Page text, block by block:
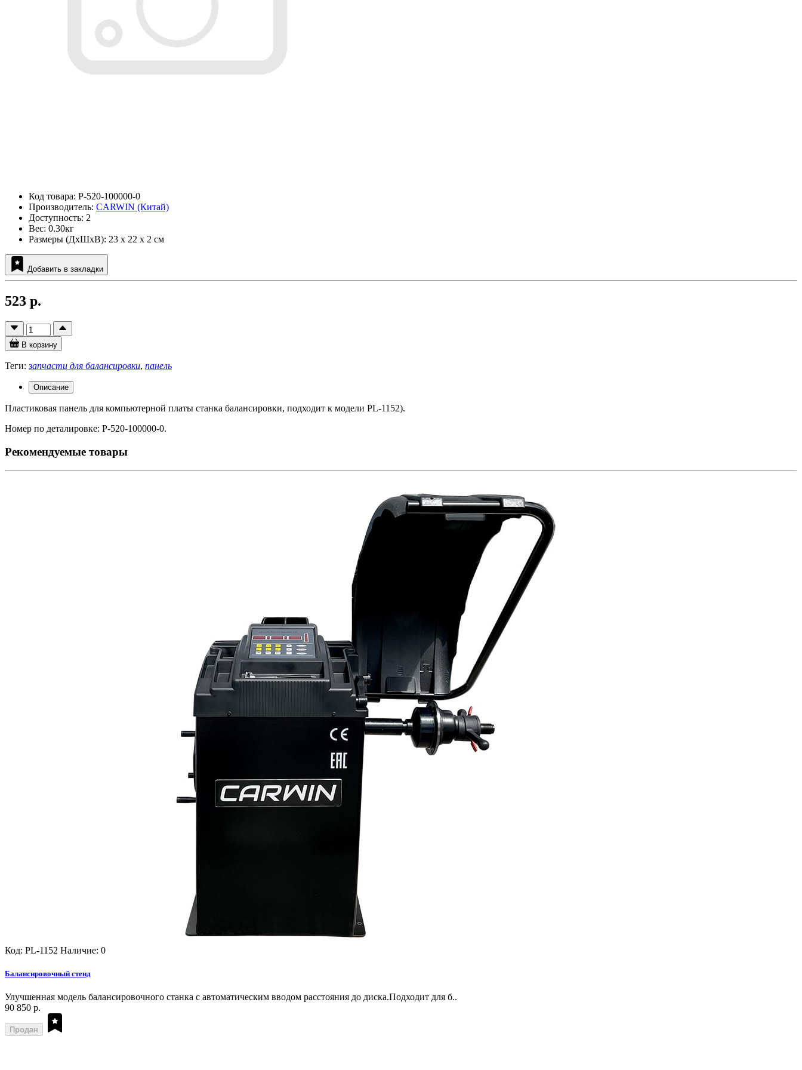
Код товара: P-520-100000-0
Производитель: CARWIN (Китай)
Доступность: 2
Вес: 0.30кг
Размеры (ДxШxВ): 23 x 22 x 2 см
Добавить в закладки
523 р.
В корзину
Теги:запчасти для балансировки, панель
Описание
Пластиковая панель для компьютерной платы станка балансировки, подходит к модели PL-1152).
Номер по деталировке: P-520-100000-0.
Рекомендуемые товары
Код: PL-1152 Наличие: 0
Балансировочный стенд
Улучшенная модель балансировочного станка с автоматическим вводом расстояния до диска.Подходит для б..
90 850 р.
Продан